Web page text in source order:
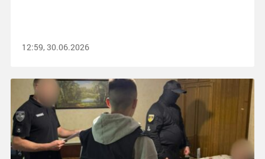
12:59, 30.06.2026